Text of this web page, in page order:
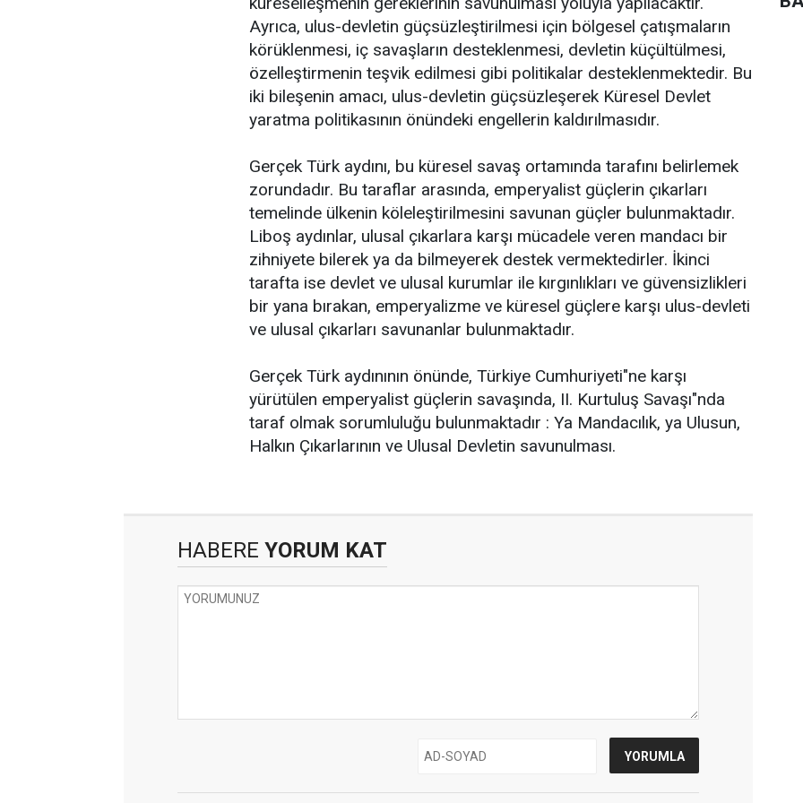
Ayrıca, ulus-devletin güçsüzleştirilmesi için bölgesel çatışmaların
körüklenmesi, iç savaşların desteklenmesi, devletin küçültülmesi,
özelleştirmenin teşvik edilmesi gibi politikalar desteklenmektedir. Bu
iki bileşenin amacı, ulus-devletin güçsüzleşerek Küresel Devlet
yaratma politikasının önündeki engellerin kaldırılmasıdır.
Gerçek Türk aydını, bu küresel savaş ortamında tarafını belirlemek
zorundadır. Bu taraflar arasında, emperyalist güçlerin çıkarları
temelinde ülkenin köleleştirilmesini savunan güçler bulunmaktadır.
Liboş aydınlar, ulusal çıkarlara karşı mücadele veren mandacı bir
zihniyete bilerek ya da bilmeyerek destek vermektedirler. İkinci
tarafta ise devlet ve ulusal kurumlar ile kırgınlıkları ve güvensizlikleri
bir yana bırakan, emperyalizme ve küresel güçlere karşı ulus-devleti
ve ulusal çıkarları savunanlar bulunmaktadır.
Gerçek Türk aydınının önünde, Türkiye Cumhuriyeti"ne karşı
yürütülen emperyalist güçlerin savaşında, II. Kurtuluş Savaşı"nda
taraf olmak sorumluluğu bulunmaktadır : Ya Mandacılık, ya Ulusun,
Halkın Çıkarlarının ve Ulusal Devletin savunulması.
HABERE YORUM KAT